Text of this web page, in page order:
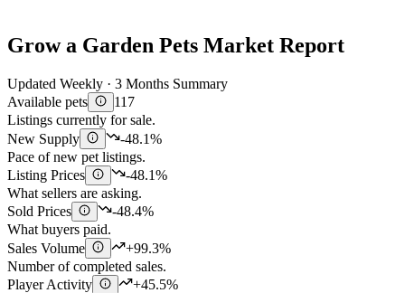
Grow a Garden Pets Market Report
Updated Weekly · 3 Months Summary
Available pets
117
Listings currently for sale.
New Supply
-48.1%
Pace of new pet listings.
Listing Prices
-48.1%
What sellers are asking.
Sold Prices
-48.4%
What buyers paid.
Sales Volume
+99.3%
Number of completed sales.
Player Activity
+45.5%